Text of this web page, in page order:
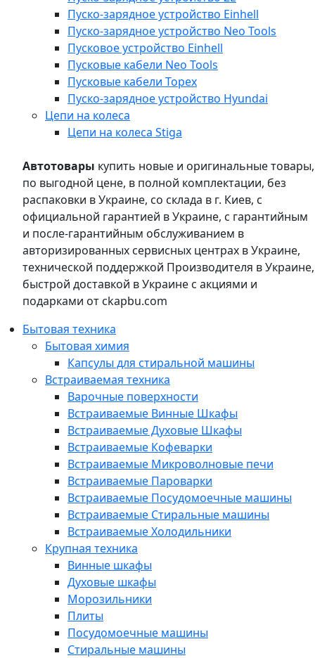
Пуско-зарядное устройство Einhell
Пуско-зарядное устройство Neo Tools
Пусковое устройство Einhell
Пусковые кабели Neo Tools
Пусковые кабели Topex
Пуско-зарядное устройство Hyundai
Цепи на колеса
Цепи на колеса Stiga
Автотовары купить новые и оригинальные товары,
по выгодной цене, в полной комплектации, без
распаковки в Украине, со склада в г. Киев, с
официальной гарантией в Украине, с гарантийным
и после-гарантийным обслуживанием в
авторизированных сервисных центрах в Украине,
технической поддержкой Производителя в Украине,
быстрой доставкой в Украине с акциями и
подарками от ckapbu.com
Бытовая техника
Бытовая химия
Капсулы для стиральной машины
Встраиваемая техника
Варочные поверхности
Встраиваемые Винные Шкафы
Встраиваемые Духовые Шкафы
Встраиваемые Кофеварки
Встраиваемые Микроволновые печи
Встраиваемые Пароварки
Встраиваемые Посудомоечные машины
Встраиваемые Стиральные машины
Встраиваемые Холодильники
Крупная техника
Винные шкафы
Духовые шкафы
Морозильники
Плиты
Посудомоечные машины
Стиральные машины